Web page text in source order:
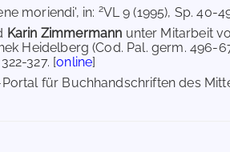
moriendi', in: 2VL 9 (1995), Sp. 40-
Karin Zimmermann unter Mitarbeit
Heidelberg (Cod. Pal. germ. 496-
327. [online]
für Buchhandschriften des